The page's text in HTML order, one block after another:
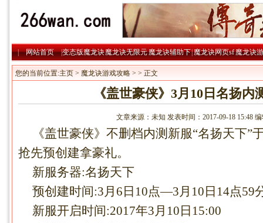
网站首页
| 变态版魔龙诀
|
魔龙诀无限元
宝
|
魔龙诀辅助下
载
|
魔龙诀网页sf
|
魔龙诀
略
|
您的当前位置:主页 > 魔龙诀游戏攻略 > > 正文
《盖世豪侠》3月10日名扬内
文章来源：未知 发表时间：2017-09-18 15:48
《盖世豪侠》不删档内测新服“名扬天下”
抢先预创建拿豪礼。
新服务器:名扬天下
预创建时间:3月6日10点—3月10日14点59
新服开启时间:2017年3月10日15:00